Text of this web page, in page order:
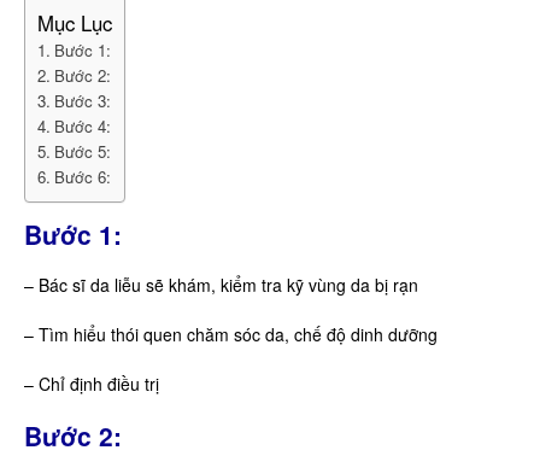
Mục Lục
Bước 1:
Bước 2:
Bước 3:
Bước 4:
Bước 5:
Bước 6:
Bước 1:
– Bác sĩ da liễu sẽ khám, kiểm tra kỹ vùng da bị rạn
– Tìm hiểu thói quen chăm sóc da, chế độ dinh dưỡng
– Chỉ định điều trị
Bước 2: